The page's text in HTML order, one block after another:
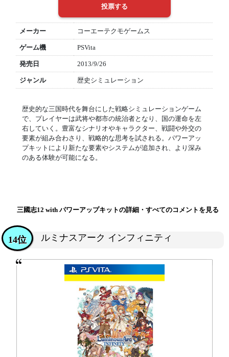
メーカー コーエーテクモゲームス
ゲーム機 PSVita
発売日 2013/9/26
ジャンル 歴史シミュレーション
歴史的な三国時代を舞台にした戦略シミュレーションゲーム
で、プレイヤーは武将や都市の統治者となり、国の運命を左
右していく。豊富なシナリオやキャラクター、戦闘や外交の
要素が組み合わさり、戦略的な思考を試される。パワーアッ
プキットにより新たな要素やシステムが追加され、より深み
のある体験が可能になる。
三國志12 with パワーアップキットの詳細・すべてのコメントを見る
ルミナスアーク インフィニティ
14位